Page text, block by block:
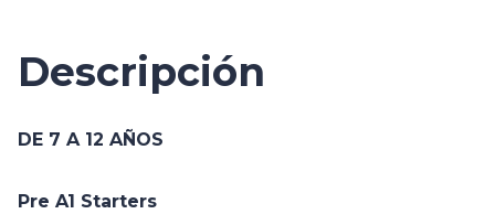
Descripción
DE 7 A 12 AÑOS
Pre A1 Starters